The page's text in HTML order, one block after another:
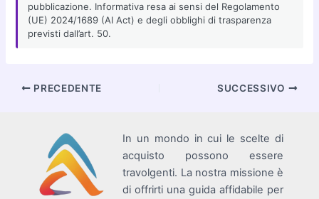
pubblicazione. Informativa resa ai sensi del Regolamento
(UE) 2024/1689 (AI Act) e degli obblighi di trasparenza
previsti dall’art. 50.
Navigazione
PRECEDENTE SUCCESSIVO
In un mondo in cui le scelte di
acquisto possono essere
travolgenti. La nostra missione è
di offrirti una guida affidabile per